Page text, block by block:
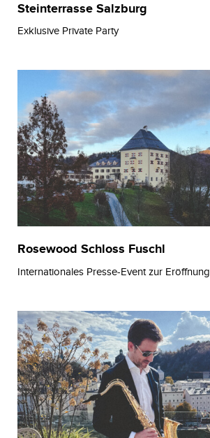
Steinterrasse Salzburg
Exklusive Private Party
Rosewood Schloss Fuschl
Internationales Presse-Event zur Eröffnung